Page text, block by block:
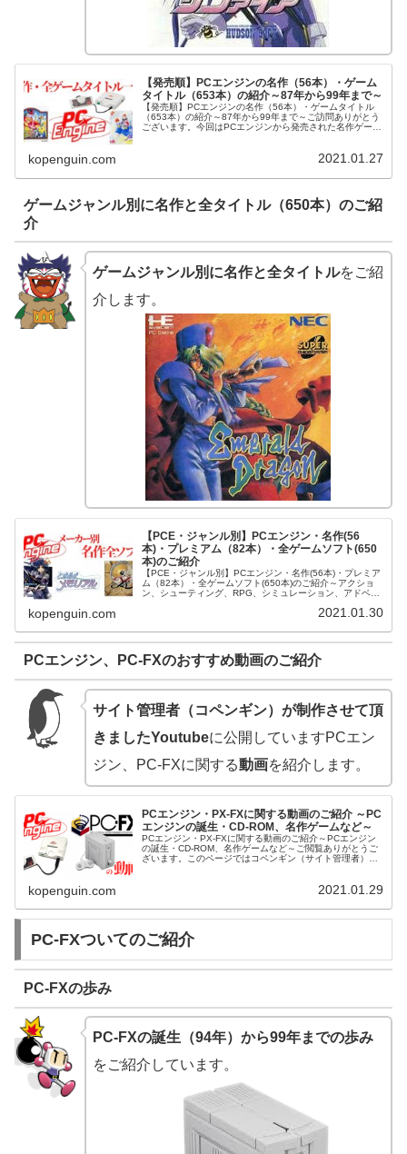
【発売順】PCエンジンの名作（56本）・ゲーム
タイトル（653本）の紹介～87年から99年まで～
【発売順】PCエンジンの名作（56本）・ゲームタイトル
（653本）の紹介～87年から99年まで～ご訪問ありがとう
ございます。今回はPCエンジンから発売された名作ゲーム
kopenguin.com 2021.01.27
ゲームジャンル別に名作と全タイトル（650本）のご紹
介
ゲームジャンル別に名作と全タイトルをご紹
介します。
【PCE・ジャンル別】PCエンジン・名作(56
本)・プレミアム（82本）・全ゲームソフト(650
本)のご紹介
【PCE・ジャンル別】PCエンジン・名作(56本)・プレミア
ム（82本）・全ゲームソフト(650本)のご紹介～アクショ
ン、シューティング、RPG、シミュレーション、アドベン
kopenguin.com 2021.01.30
PCエンジン、PC-FXのおすすめ動画のご紹介
サイト管理者（コペンギン）が制作させて頂
きましたYoutubeに公開していますPCエン
ジン、PC-FXに関する動画を紹介します。
PCエンジン・PX-FXに関する動画のご紹介 ～PC
エンジンの誕生・CD-ROM、名作ゲームなど～
PCエンジン・PX-FXに関する動画のご紹介～PCエンジン
の誕生・CD-ROM、名作ゲームなど～ご閲覧ありがとうご
ざいます。このページではコペンギン（サイト管理者）が
kopenguin.com 2021.01.29
PC-FXついてのご紹介
PC-FXの歩み
PC-FXの誕生（94年）から99年までの歩み
をご紹介しています。